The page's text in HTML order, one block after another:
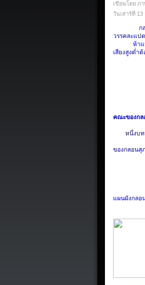
เขียนโดย ภ
วันเสาร์ที่ 13
ก
วรรคละแป
ห้าแ
เสียงสูงต่ำต้
คณะของก
หนึ่งบ
ของกลอนสุ
แผนผังกลอ